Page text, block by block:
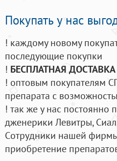
Покупать у нас
! каждому новому
последующие покупки
! БЕСПЛАТНАЯ ДОСТАВКА
! оптовым покупателям
препарата с
! так же у нас
дженерики Левитры,
Cотрудники нашей
приобретение